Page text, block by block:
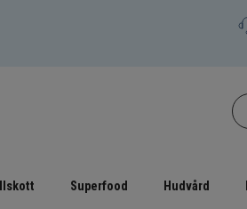
Superfood Hudvård